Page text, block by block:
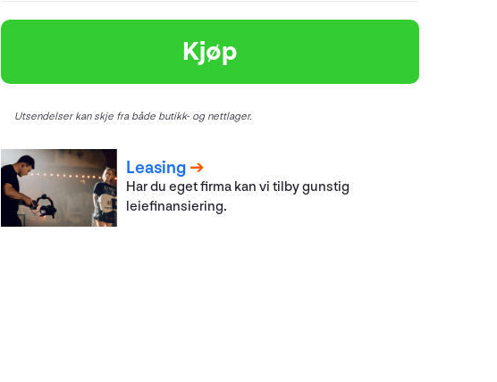
Kjøp
Utsendelser kan skje fra både butikk- og nettlager.
Leasing
Har du eget firma kan vi tilby gunstig
leiefinansiering.